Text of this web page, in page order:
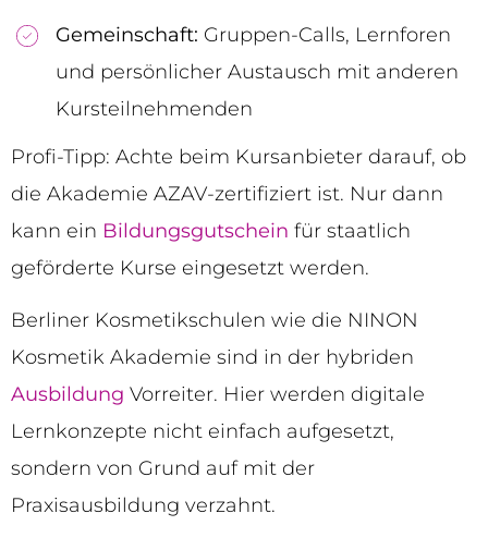
Gemeinschaft: Gruppen-Calls, Lernforen
und persönlicher Austausch mit anderen
Kursteilnehmenden
Profi-Tipp: Achte beim Kursanbieter darauf, ob
die Akademie AZAV-zertifiziert ist. Nur dann
kann ein Bildungsgutschein für staatlich
geförderte Kurse eingesetzt werden.
Berliner Kosmetikschulen wie die NINON
Kosmetik Akademie sind in der hybriden
Ausbildung Vorreiter. Hier werden digitale
Lernkonzepte nicht einfach aufgesetzt,
sondern von Grund auf mit der
Praxisausbildung verzahnt.